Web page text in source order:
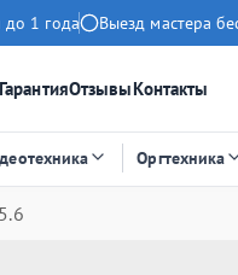
до 1 года Выезд мастера
ГарантияОтзывыКонтакты
Оргтехника